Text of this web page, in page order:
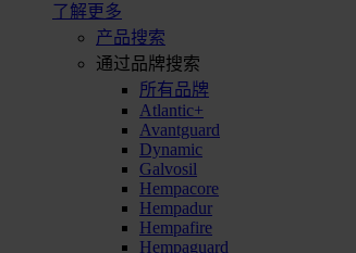
了解更多
产品搜索
通过品牌搜索
所有品牌
Atlantic+
Avantguard
Dynamic
Galvosil
Hempacore
Hempadur
Hempafire
Hempaguard